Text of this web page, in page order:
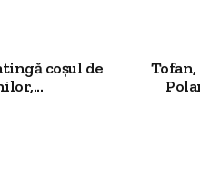
coșul de